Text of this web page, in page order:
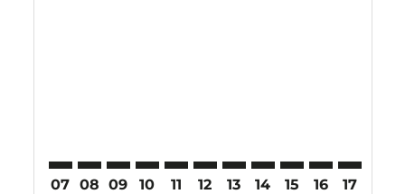
07 08 09 10 11 12 13 14 15 16 17